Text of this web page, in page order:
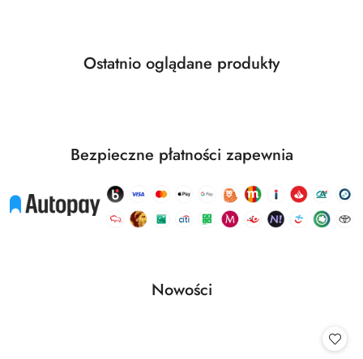
Pomiń karuzelę produktów
Produkty
Ostatnio oglądane produkty
Bezpieczne płatności zapewnia
Pomiń karuzelę produktów
Produkty
Nowości